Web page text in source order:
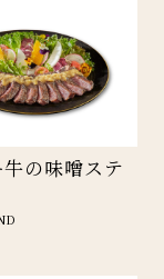
の味噌ステ